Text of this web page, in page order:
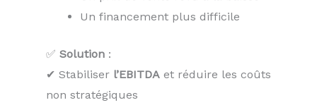
Un financement plus difficile
✅ Solution :
✔ Stabiliser l’EBITDA et réduire les coûts
non stratégiques